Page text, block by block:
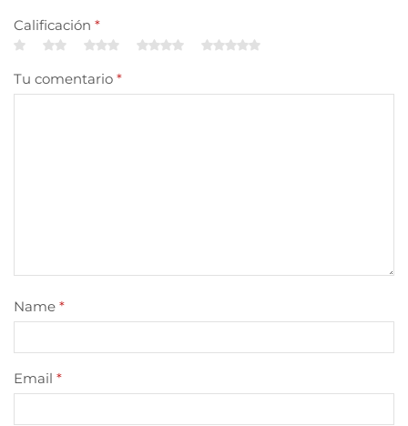
Calificación *
Tu comentario *
Name *
Email *